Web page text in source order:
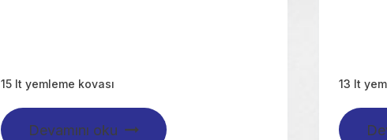
15 lt yemleme kovası
Devamını oku
13 lt